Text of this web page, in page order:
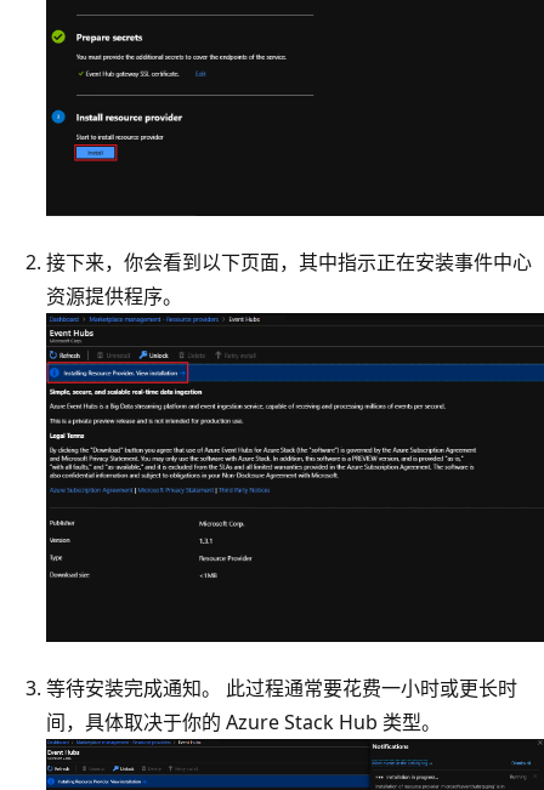
接下来，你会看到以下页面，其中指示正在安装事件中心
资源提供程序。
等待安装完成通知。 此过程通常要花费一小时或更长时
间，具体取决于你的 Azure Stack Hub 类型。